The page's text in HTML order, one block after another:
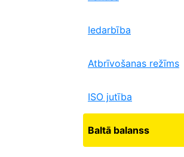
Iedarbība
Atbrīvošanas režīms
ISO jutība
Baltā balanss